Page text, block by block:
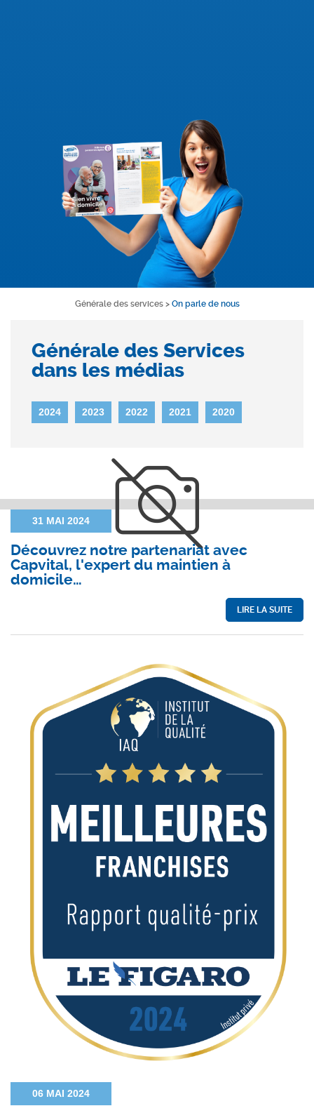
Générale des services> On parle de nous
Générale des Services
dans les médias
2024 2023 2022 2021 2020
31 MAI 2024
Découvrez notre partenariat avec
Capvital, l'expert du maintien à
domicile…
LIRE LA SUITE
06 MAI 2024